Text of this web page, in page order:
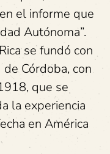
el informe que
Autónoma”.
se fundó con
Córdoba, con
que se
la experiencia
en América